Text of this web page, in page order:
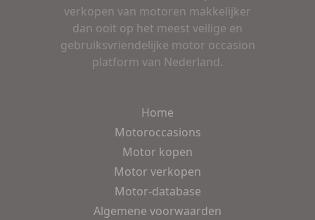
verkopen van motoren makkelijker
dan ooit op het meest veilige en
gebruiksvriendelijke motor occasion
platform van Nederland.
Home
Motoroccasions
Motor kopen
Motor verkopen
Motor-database
Algemene voorwaarden